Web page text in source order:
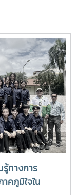
ทางการ
คภูมิใจใน